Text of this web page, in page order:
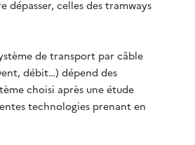
dépasser, celles des tramways
de transport par câble
débit…) dépend des
choisi après une étude
technologies prenant en